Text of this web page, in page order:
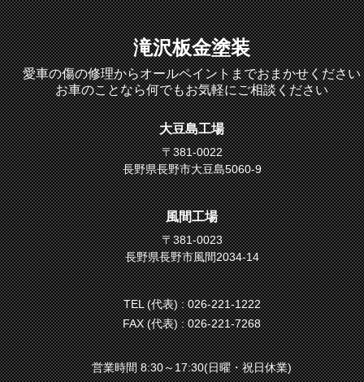
滝沢板金塗装
愛車の傷の修理からオールペイントまでおまかせください
お車のことなら何でもお気軽にご相談ください
大豆島工場
〒381-0022
長野県長野市大豆島5060-9
風間工場
〒381-0023
長野県長野市風間2034-14
TEL (代表) :026-221-1222
FAX (代表) : 026-221-7268
営業時間 8:30～17:30(日曜・祝日休業)